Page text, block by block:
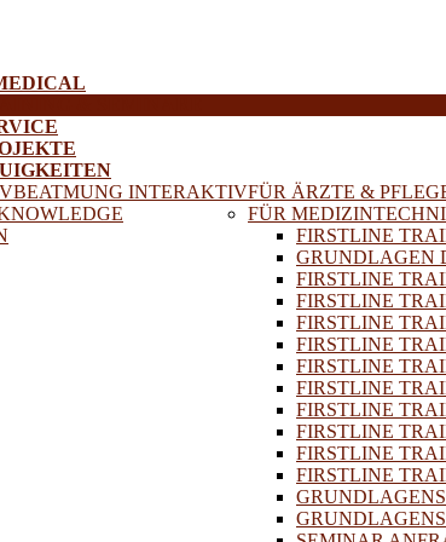
FÜR ÄRZTE &
INTERAKTIV
FÜR
FIRSTLINE
GRUNDLAGEN
FIRSTLINE
FIRSTLINE
FIRSTLINE
FIRSTLINE
FIRSTLINE
FIRSTLINE
FIRSTLINE
FIRSTLINE
FIRSTLINE
FIRSTLINE